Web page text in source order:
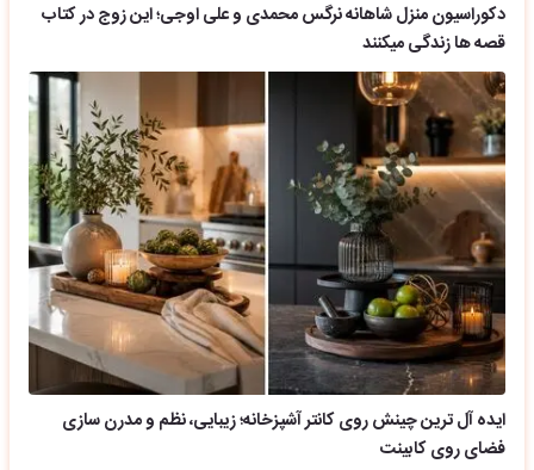
دکوراسیون منزل شاهانه نرگس محمدی و علی اوجی؛ این زوج در کتاب
قصه ها زندگی میکنند
ایده آل ترین چینش روی کانتر آشپزخانه؛ زیبایی، نظم و مدرن سازی
فضای روی کابینت